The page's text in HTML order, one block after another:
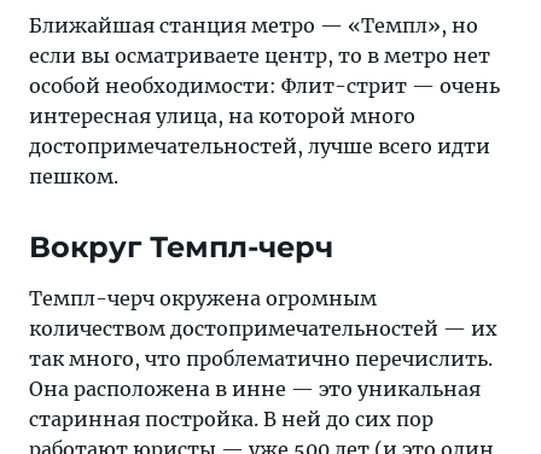
Ближайшая станция метро — «Темпл», но
если вы осматриваете центр, то в метро нет
особой необходимости: Флит-стрит — очень
интересная улица, на которой много
достопримечательностей, лучше всего идти
пешком.
Вокруг Темпл-черч
Темпл-черч окружена огромным
количеством достопримечательностей — их
так много, что проблематично перечислить.
Она расположена в инне — это уникальная
старинная постройка. В ней до сих пор
работают юристы — уже 500 лет (и это один